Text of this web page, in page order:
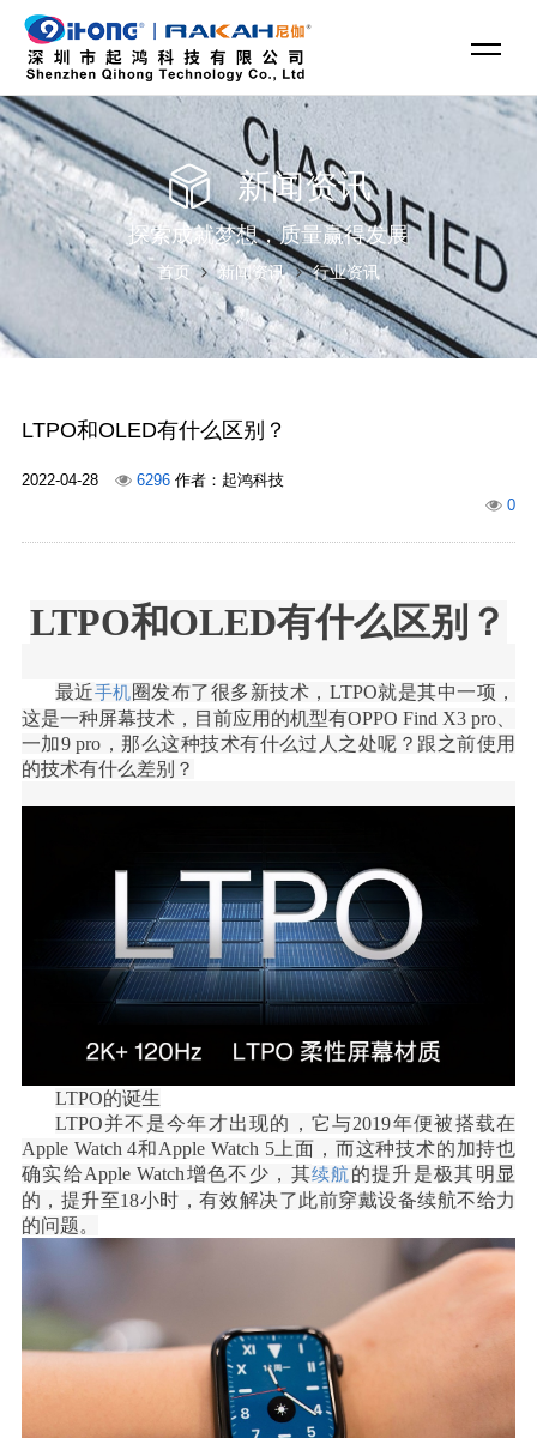
新闻资讯
探索成就梦想，质量赢得发展
首页 新闻资讯 行业资讯
LTPO和OLED有什么区别？
2022-04-28 6296作者：起鸿科技
0
LTPO和OLED有什么区别？
最近手机圈发布了很多新技术， LTPO就是其中一项，
这是一种屏幕技术，目前应用的机型有OPPO Find X3 pro、
一加9 pro，那么这种技术有什么过人之处呢？跟之前使用
的技术有什么差别？
LTPO的诞生
LTPO并不是今年才出现的，它与2019年便被搭载在
Apple Watch 4和Apple Watch 5上面，而这种技术的加持也
确实给Apple Watch增色不少，其续航 的提升是极其明显
的，提升至18小时，有效解决了此前穿戴设备续航不给力
的问题。